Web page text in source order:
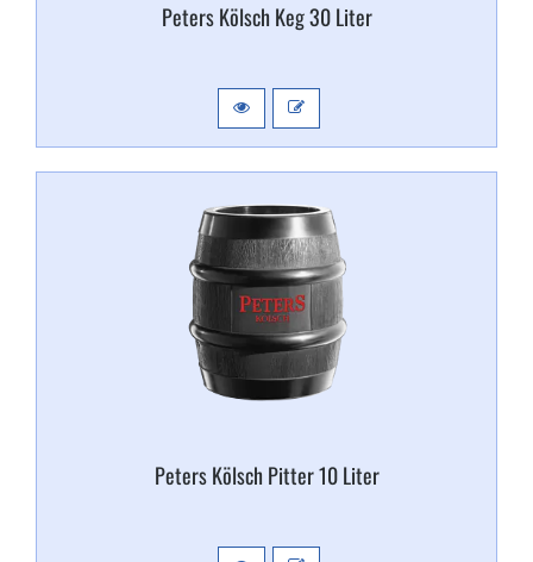
Peters Kölsch Keg 30 Liter
Peters Kölsch Pitter 10 Liter